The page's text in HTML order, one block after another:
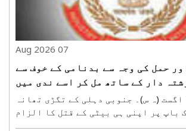
07 Aug 2026
حمل کی وجہ سے بدنامی کے خوف سے
دار کے ساتھ مل کر اسے ندی میں
ڈبوکر مار ڈالا
نئی دہلی، 7 اگست (ہ س)۔ جنوبی دہلی کے تگڑی تھانہ
باپ پر اپنی ہی بیٹی کے قتل کا الزام